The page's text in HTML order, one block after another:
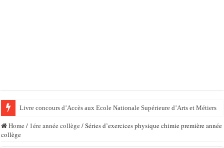
Livre concours d’Accès aux Ecole Nationale Supérieure d’Arts et Métiers
Home / 1ére année collège /Séries d’exercices physique chimie première année
collège